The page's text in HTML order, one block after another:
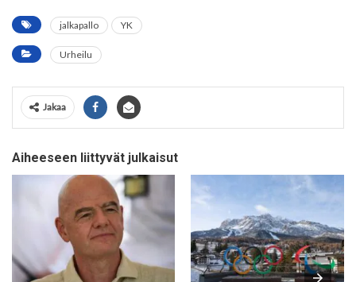
jalkapallo YK
Urheilu
Jakaa
Aiheeseen liittyvät julkaisut